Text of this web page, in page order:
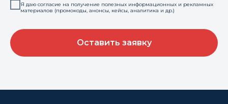
Я даю согласие на получение полезных информационных и рекламных
материалов (промокоды, анонсы, кейсы, аналитика и др.)
Оставить заявку